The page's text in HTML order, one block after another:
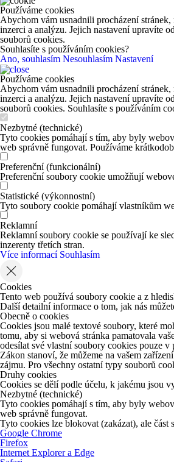
Používáme cookies
Abychom vám usnadnili procházení
inzerci a analýzu. Jejich nastavení upravíte
souborů cookies.
Souhlasíte s používáním cookies?
Ano, souhlasím Nesouhlasím Nastavení
Používáme cookies
Abychom vám usnadnili procházení
inzerci a analýzu. Jejich nastavení upravíte
souborů cookies. Souhlasíte s používáním
Nezbytné (technické)
Tyto cookies pomáhají s tím, aby byly
web správně fungovat. Používáme
Preferenční (funkcionální)
Preferenční soubory cookie umožňují
Statistické (výkonnostní)
Tyto soubory cookie pomáhají vlastníkům
Reklamní
Reklamní soubory cookie se používají ke
inzerenty třetích stran.
Více informací Souhlasím
Cookies
Tento web používá soubory cookie a z
Další detailní informace o tom, jak nás
Obecně o cookies
Cookies jsou malé textové soubory, které
tomu, aby si webová stránka pamatovala
odesílat své vlastní soubory cookies pouze
Zákon stanoví, že můžeme na vašem
zájmu. Pro všechny ostatní typy souborů
Druhy cookies
Cookies se dělí podle účelu, k jakému jsou
Nezbytné (technické)
Tyto cookies pomáhají s tím, aby byly
web správně fungovat.
Tyto cookies lze blokovat (zakázat), ale část
Google Chrome
Firefox
Internet Explorer a Edge